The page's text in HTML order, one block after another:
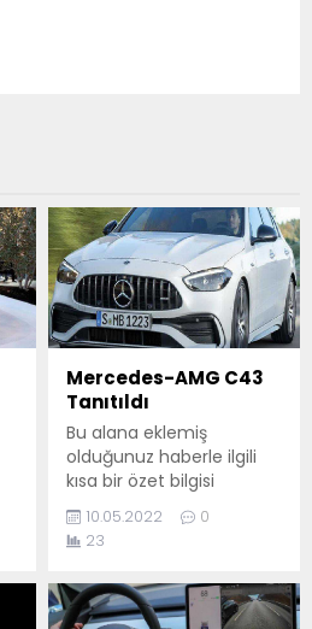
Mercedes-AMG C43
Tanıtıldı
Bu alana eklemiş
olduğunuz haberle ilgili
kısa bir özet bilgisi
ekleyebilirsiniz. Bu metin
yazı düzenleme
sayfasında "Özet"
bölümünden eklenebilir.
Özet eklenmişse başlık
10.05.2022
0
23